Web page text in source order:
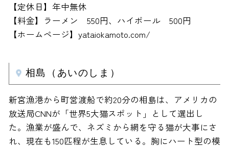
【定休日】年中無休
【料金】ラーメン 550円、ハイボール 500円
【ホームページ】yataiokamoto.com/
相島（あいのしま）
新宮漁港から町営渡船で約20分の相島は、アメリカの
放送局CNNが「世界5大猫スポット」として選出し
た。漁業が盛んで、ネズミから網を守る猫が大事にさ
れ、現在も150匹程が生息している。胸にハート型の模